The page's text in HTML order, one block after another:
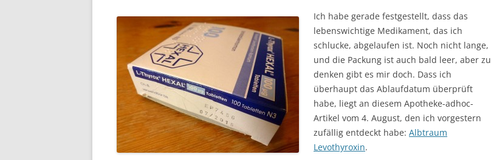
Ich habe gerade festgestellt, dass das
lebenswichtige Medikament, das ich
schlucke, abgelaufen ist. Noch nicht lange,
und die Packung ist auch bald leer, aber zu
denken gibt es mir doch. Dass ich
überhaupt das Ablaufdatum überprüft
habe, liegt an diesem Apotheke-adhoc-
Artikel vom 4. August, den ich vorgestern
zufällig entdeckt habe: Albtraum
Levothyroxin.